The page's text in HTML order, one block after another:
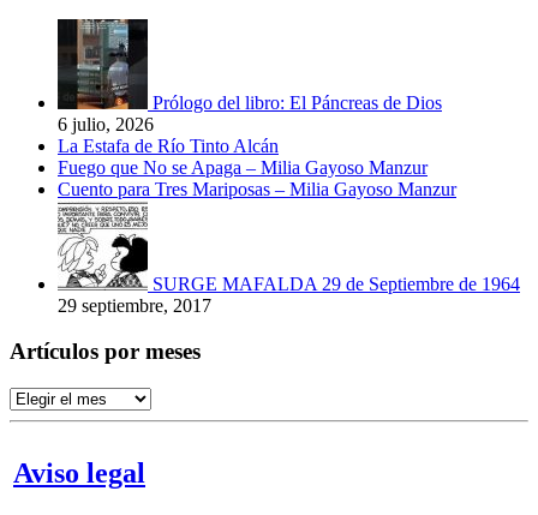
Prólogo del libro: El Páncreas de Dios
6 julio, 2026
La Estafa de Río Tinto Alcán
Fuego que No se Apaga – Milia Gayoso Manzur
Cuento para Tres Mariposas – Milia Gayoso Manzur
SURGE MAFALDA 29 de Septiembre de 1964
29 septiembre, 2017
Artículos por meses
Artículos
por
Aviso legal